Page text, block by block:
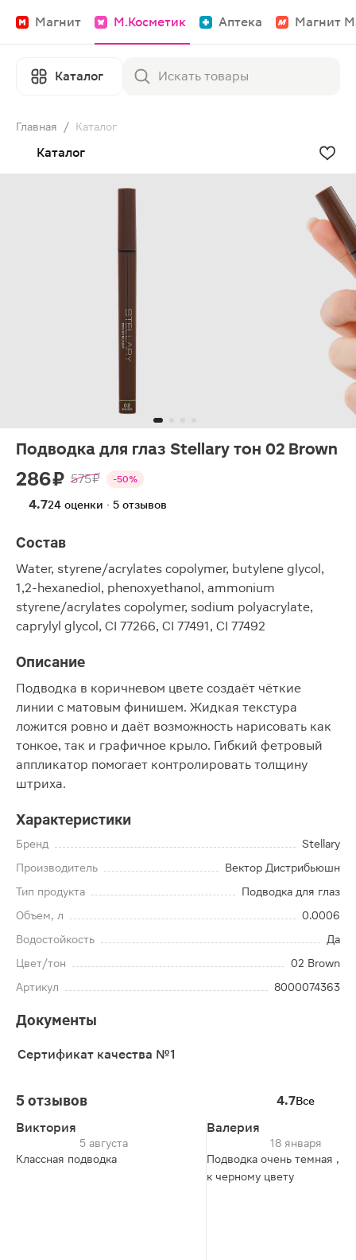
Магнит М.Косметик Аптека Магнит
Каталог
Главная / Каталог
Каталог
Подводка для глаз Stellary тон 02 Brown
286 ₽ 575 ₽ -50%
4.724 оценки · 5 отзывов
Состав
Water, styrene/acrylates copolymer, butylene glycol,
1,2-hexanediol, phenoxyethanol, ammonium
styrene/acrylates copolymer, sodium polyacrylate,
caprylyl glycol, CI 77266, CI 77491, CI 77492
Описание
Подводка в коричневом цвете создаёт чёткие
линии с матовым финишем. Жидкая текстура
ложится ровно и даёт возможность нарисовать как
тонкое, так и графичное крыло. Гибкий фетровый
аппликатор помогает контролировать толщину
штриха.
Характеристики
Бренд
Stellary
Производитель
Вектор Дистрибьюшн
Тип продукта
Подводка для глаз
Объем, л
0.0006
Водостойкость
Да
Цвет/тон
02 Brown
Артикул
8000074363
Документы
Сертификат качества №1
5 отзывов 4.7Все
Виктория
5 августа
Классная подводка
Валерия
18 января
Подводка очень темная ,
к черному цвету